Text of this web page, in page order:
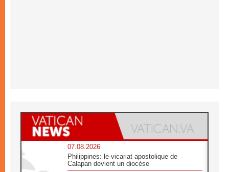
07.08.2026
Philippines: le vicariat apostolique de
Calapan devient un diocèse